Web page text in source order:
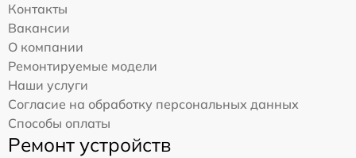
Контакты
Вакансии
О компании
Ремонтируемые модели
Наши услуги
Согласие на обработку персональных данных
Способы оплаты
Ремонт устройств